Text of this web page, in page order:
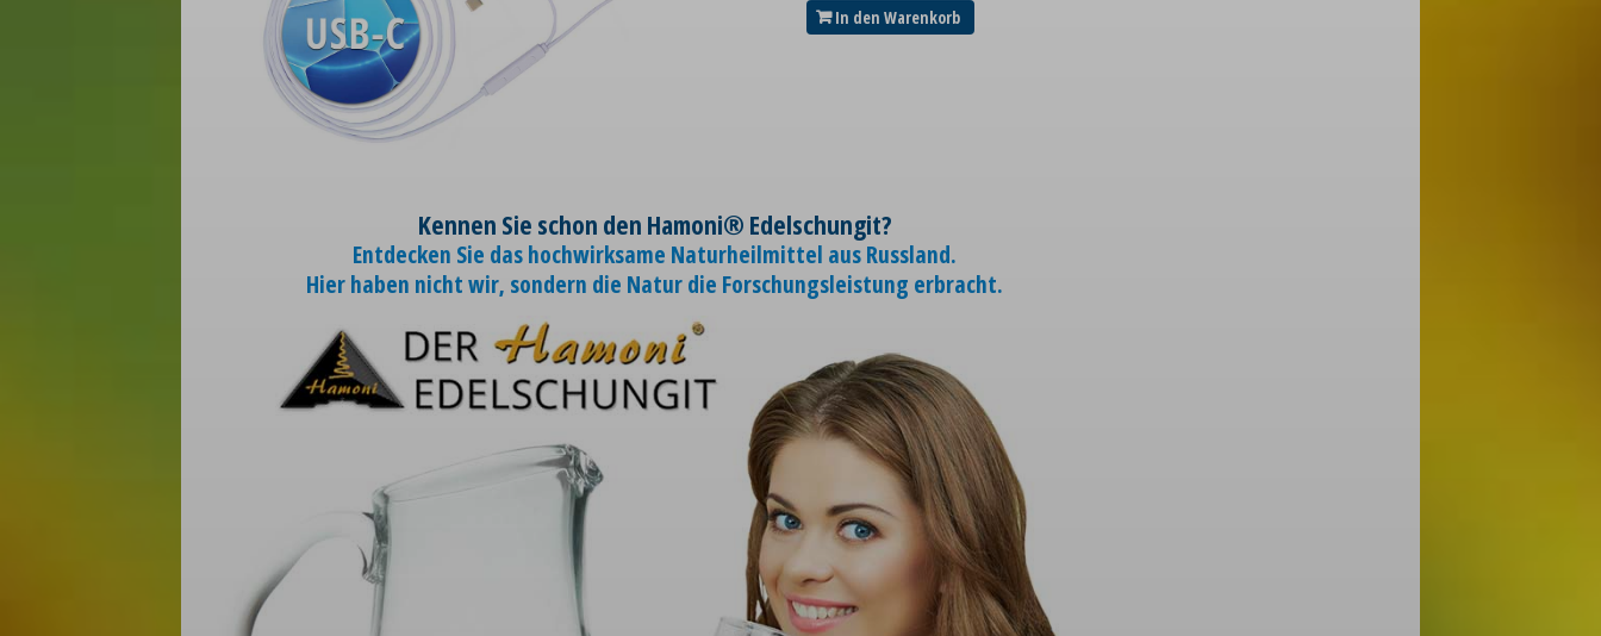
In den Warenkorb
Kennen Sie schon den Hamoni® Edelschungit?
Entdecken Sie das hochwirksame Naturheilmittel aus Russland.
Hier haben nicht wir, sondern die Natur die Forschungsleistung erbracht.